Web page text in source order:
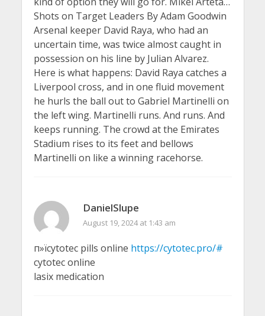
Shots on Target Leaders By Adam Goodwin
Arsenal keeper David Raya, who had an
uncertain time, was twice almost caught in
possession on his line by Julian Alvarez.
Here is what happens: David Raya catches a
Liverpool cross, and in one fluid movement
he hurls the ball out to Gabriel Martinelli on
the left wing. Martinelli runs. And runs. And
keeps running. The crowd at the Emirates
Stadium rises to its feet and bellows
Martinelli on like a winning racehorse.
DanielSlupe
August 19, 2024 at 1:43 am
п»їcytotec pills online https://cytotec.pro/#
cytotec online
lasix medication